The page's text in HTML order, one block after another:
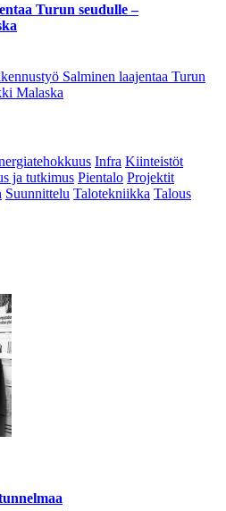
Turun seudulle –
Salminen laajentaa Turun
Malaska
Infra Kiinteistöt
ja tutkimus Pientalo Projektit
Suunnittelu Talotekniikka Talous